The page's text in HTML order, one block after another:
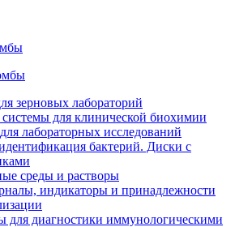
зерновых лабораторий
системы для клинической биохимии
лабораторных исследований
бактерий. Диски с
среды и растворы
индикаторы и принадлежности
для диагностики иммунологическими